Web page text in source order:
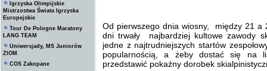
Igrzyska Olimpijskie
Mistrzostwa Świata Igrzyska
Europejskie
Tour De Pologne Maratony
LANG TEAM
Uniwersjady, MS Juniorów
ZIOM
COS Zakopane
Od pierwszego dnia wiosny, między 21 a
dni trwały najbardziej kultowe zawody
jedne z najtrudniejszych startów
popularnością, a żeby dostać się na
przedstawić pokaźny dorobek